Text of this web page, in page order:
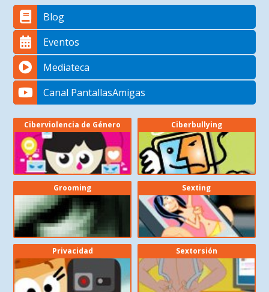
Blog
Eventos
Mediateca
Canal PantallasAmigas
Ciberviolencia de Género Ciberbullying
Grooming Sexting
Privacidad Sextorsión